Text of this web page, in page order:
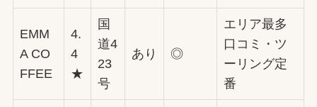
EMM
A CO
FFEE
4.
4
★
国
道4
23
号
あり ◎
エリア最多
口コミ・ツ
ーリング定
番